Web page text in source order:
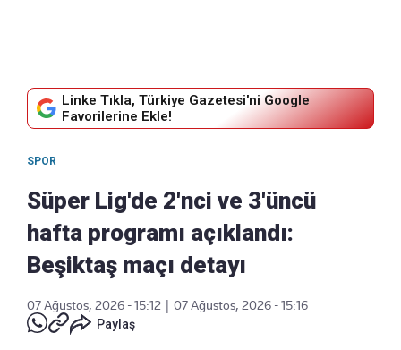
Linke Tıkla, Türkiye Gazetesi'ni Google
Favorilerine Ekle!
SPOR
Süper Lig'de 2'nci ve 3'üncü
hafta programı açıklandı:
Beşiktaş maçı detayı
07 Ağustos, 2026 - 15:12
07 Ağustos, 2026 - 15:16
Paylaş